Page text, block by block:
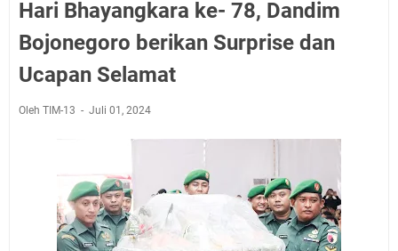
Hari Bhayangkara ke- 78, Dandim
Bojonegoro berikan Surprise dan
Ucapan Selamat
Oleh TIM-13 Juli 01, 2024